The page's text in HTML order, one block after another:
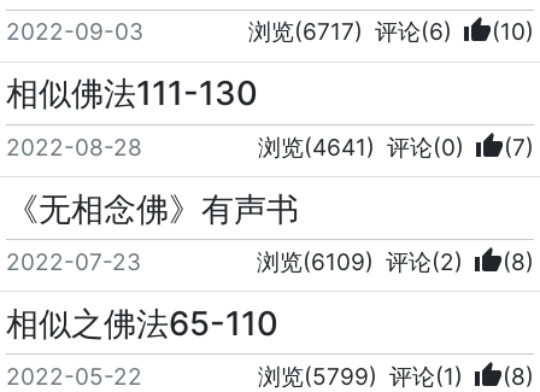
2022-09-03 浏览(6717) 评论(6) thumb_up(10)
相似佛法111-130
2022-08-28 浏览(4641) 评论(0) thumb_up(7)
《无相念佛》有声书
2022-07-23 浏览(6109) 评论(2) thumb_up(8)
相似之佛法65-110
2022-05-22 浏览(5799) 评论(1) thumb_up(8)